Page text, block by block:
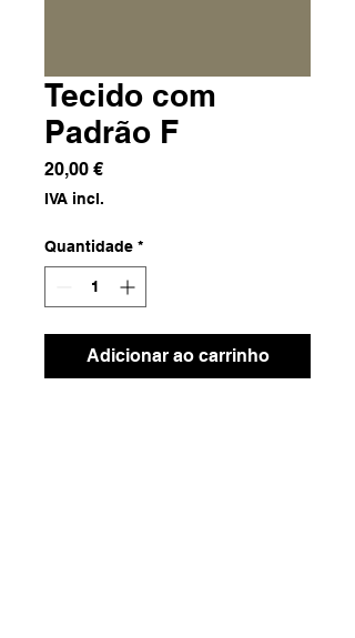
Tecido com
Padrão F
20,00 €Preço
IVA incl.
Quantidade *
Adicionar ao carrinho